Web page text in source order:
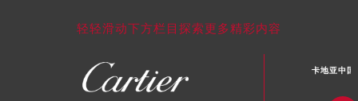
轻轻滑动下方栏目探索更多精彩内容
卡地亚中国